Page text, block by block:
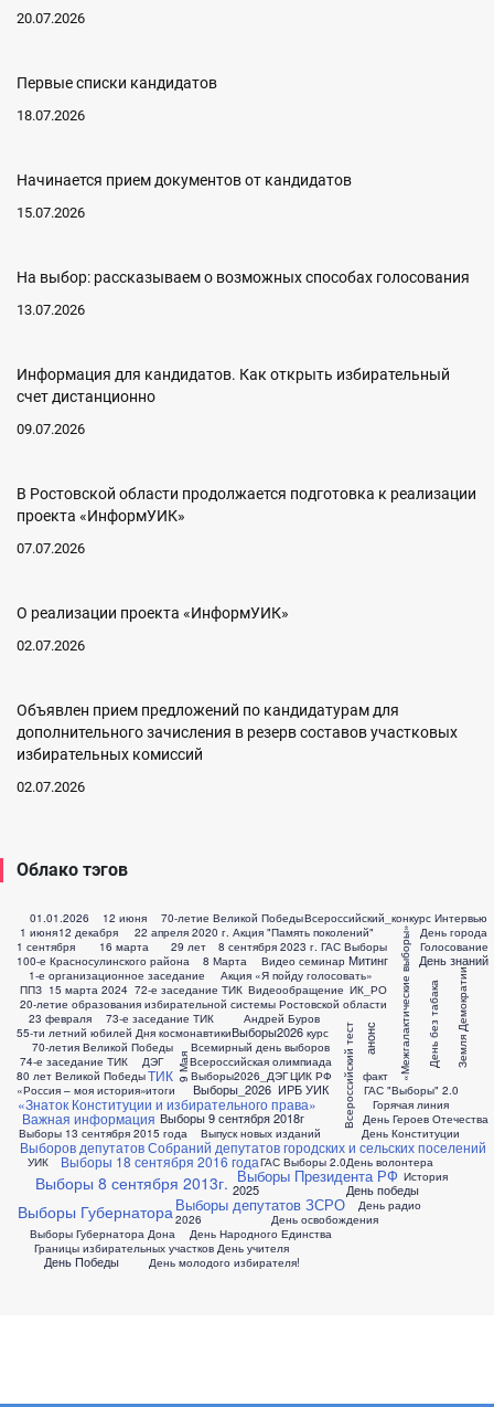
20.07.2026
Первые списки кандидатов
18.07.2026
Начинается прием документов от кандидатов
15.07.2026
На выбор: рассказываем о возможных способах голосования
13.07.2026
Информация для кандидатов. Как открыть избирательный
счет дистанционно
09.07.2026
В Ростовской области продолжается подготовка к реализации
проекта «ИнформУИК»
07.07.2026
О реализации проекта «ИнформУИК»
02.07.2026
Объявлен прием предложений по кандидатурам для
дополнительного зачисления в резерв составов участковых
избирательных комиссий
02.07.2026
Облако тэгов
01.01.2026
1 июня
1 сентября
1-е организационное заседание
100-е Красносулинского района
12 декабря
12 июня
15 марта 2024
16 марта
20-летие образования избирательной системы Ростовской области
22 апреля 2020 г.
23 февраля
29 лет
55-ти летний юбилей Дня космонавтики
70-летие Великой Победы
70-летия Великой Победы
72-е заседание ТИК
73-е заседание ТИК
74-е заседание ТИК
8 Марта
8 сентября 2023 г.
80 лет Великой Победы 9 Мая
«Знаток Конституции и избирательного права»
«Межгалактические выборы»
«Россия – моя история»
Акция "Память поколений"
Акция «Я пойду голосовать»
Андрей Буров
Важная информация
Видео семинар
Видеообращение
Всемирный день выборов
Всероссийская олимпиада
Всероссийский тест
Всероссийский_конкурс
Выборов депутатов Собраний депутатов городских и сельских поселений
Выборы 13 сентября 2015 года
Выборы 18 сентября 2016 года
Выборы 8 сентября 2013г.
Выборы 9 сентября 2018г
Выборы Губернатора
Выборы Губернатора Дона
Выборы Президента РФ
Выборы депутатов ЗСРО
Выборы2026
Выборы2026_ДЭГ
Выборы_2026
Выпуск новых изданий
ГАС "Выборы" 2.0
ГАС Выборы
ГАС Выборы 2.0
Голосование
Горячая линия
Границы избирательных участков
ДЭГ
День Героев Отечества
День Конституции
День Народного Единства
День Победы
День без табака
День волонтера
День города
День знаний
День молодого избирателя!
День освобождения
День победы
День радио
День учителя
Земля Демократии
ИК_РО
ИРБ УИК
Интервью
История
Митинг
ППЗ
ТИК
УИК
ЦИК РФ
анонс
итоги
курс
факт
2025
2026